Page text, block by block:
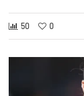
50 0